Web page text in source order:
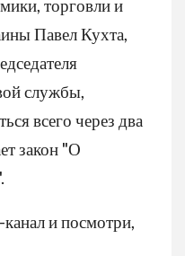
торговли и
Павел Кухта,
службы,
всего через два
закон "О
и посмотри,